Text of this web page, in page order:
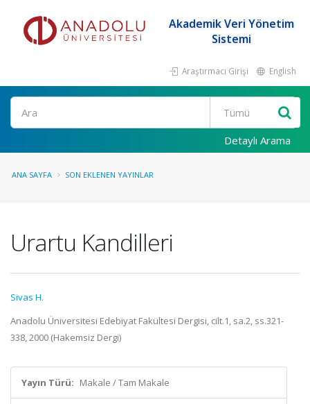
Akademik Veri Yönetim
Sistemi
Araştırmacı Girişi English
Ara
Detaylı Arama
ANA SAYFA SON EKLENEN YAYINLAR
Urartu Kandilleri
Sivas H.
Anadolu Üniversitesi Edebiyat Fakültesi Dergisi, cilt.1, sa.2, ss.321-
338, 2000 (Hakemsiz Dergi)
Yayın Türü: Makale / Tam Makale